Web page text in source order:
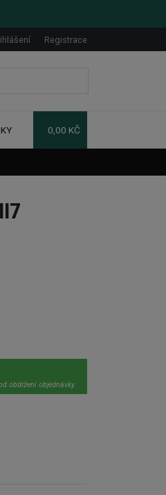
Registrace
0,00 KČ
obdržení objednávky.